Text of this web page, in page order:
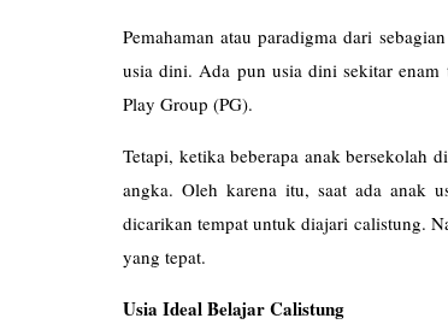
Pemahaman atau paradigma dari
usia dini. Ada pun usia dini sekitar enam
Play Group (PG).
Tetapi, ketika beberapa anak bersekolah
angka. Oleh karena itu, saat ada anak
dicarikan tempat untuk diajari calistung.
yang tepat.
Usia Ideal Belajar Calistung